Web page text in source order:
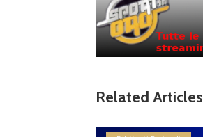
Related Articles